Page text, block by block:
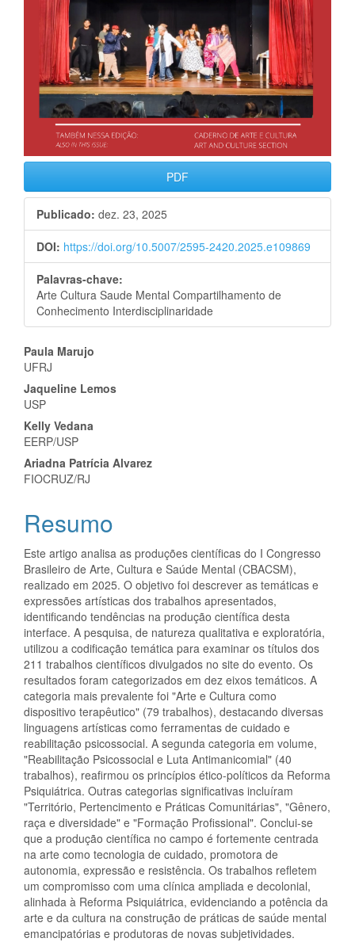
PDF
Publicado: dez. 23, 2025
DOI: https://doi.org/10.5007/2595-2420.2025.e109869
Palavras-chave:
Arte Cultura Saude Mental Compartilhamento de
Conhecimento Interdisciplinaridade
Conteúdo
do
artigo
principal
Paula Marujo
UFRJ
Jaqueline Lemos
USP
Kelly Vedana
EERP/USP
Ariadna Patrícia Alvarez
FIOCRUZ/RJ
Resumo
Este artigo analisa as produções científicas do I Congresso
Brasileiro de Arte, Cultura e Saúde Mental (CBACSM),
realizado em 2025. O objetivo foi descrever as temáticas e
expressões artísticas dos trabalhos apresentados,
identificando tendências na produção científica desta
interface. A pesquisa, de natureza qualitativa e exploratória,
utilizou a codificação temática para examinar os títulos dos
211 trabalhos científicos divulgados no site do evento. Os
resultados foram categorizados em dez eixos temáticos. A
categoria mais prevalente foi "Arte e Cultura como
dispositivo terapêutico" (79 trabalhos), destacando diversas
linguagens artísticas como ferramentas de cuidado e
reabilitação psicossocial. A segunda categoria em volume,
"Reabilitação Psicossocial e Luta Antimanicomial" (40
trabalhos), reafirmou os princípios ético-políticos da Reforma
Psiquiátrica. Outras categorias significativas incluíram
"Território, Pertencimento e Práticas Comunitárias", "Gênero,
raça e diversidade" e "Formação Profissional". Conclui-se
que a produção científica no campo é fortemente centrada
na arte como tecnologia de cuidado, promotora de
autonomia, expressão e resistência. Os trabalhos refletem
um compromisso com uma clínica ampliada e decolonial,
alinhada à Reforma Psiquiátrica, evidenciando a potência da
arte e da cultura na construção de práticas de saúde mental
emancipatórias e produtoras de novas subjetividades.